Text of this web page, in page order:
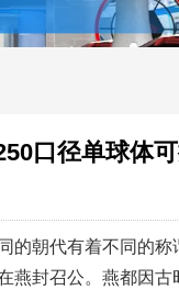
口径单球体可
的朝代有着不同的
燕封召公。燕都因